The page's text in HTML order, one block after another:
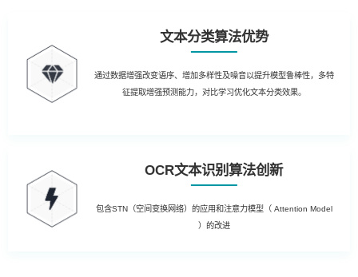
文本分类算法优势
通过数据增强改变语序、增加多样性及噪音以提升模型鲁棒性，多特
征提取增强预测能力，对比学习优化文本分类效果。
OCR文本识别算法创新
包含STN（空间变换网络）的应用和注意力模型（ Attention Model
）的改进